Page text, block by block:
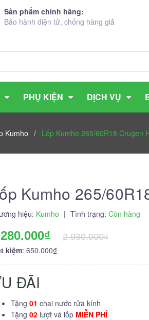
Sản phẩm chính hãng:
Bảo hành điện tử, chống hàng giả
PHỤ KIỆN DỊCH VỤ
Kumho / Lốp Kumho 265/60R18 Crugen
Kumho 265/
hiệu: Kumho | Tình trạng: Còn hàng
2.930.000₫
kiệm: 650.000₫
ĐÃI
Tặng 01 chai nước rửa kính
Tặng 02 lượt vá lốp MIỄN PHÍ